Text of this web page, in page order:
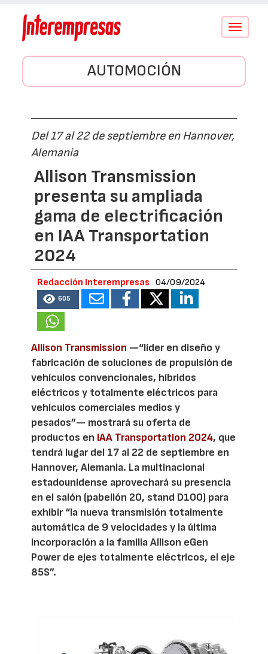
Conmutar
AUTOMOCIÓN
Del 17 al 22 de septiembre en Hannover,
Alemania
Allison Transmission
presenta su ampliada
gama de electrificación
en IAA Transportation
2024
Redacción Interempresas 04/09/2024
605
Allison Transmission —“líder en diseño y
fabricación de soluciones de propulsión de
vehículos convencionales, híbridos
eléctricos y totalmente eléctricos para
vehículos comerciales medios y
pesados”— mostrará su oferta de
productos en IAA Transportation 2024, que
tendrá lugar del 17 al 22 de septiembre en
Hannover, Alemania. La multinacional
estadounidense aprovechará su presencia
en el salón (pabellón 20, stand D100) para
exhibir “la nueva transmisión totalmente
automática de 9 velocidades y la última
incorporación a la familia Allison eGen
Power de ejes totalmente eléctricos, el eje
85S”.